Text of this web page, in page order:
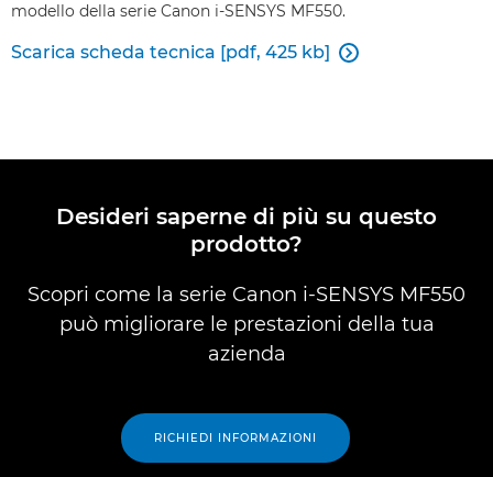
modello della serie Canon i-SENSYS MF550.
Scarica scheda tecnica [pdf, 425 kb] 
Desideri saperne di più su questo
prodotto?
Scopri come la serie Canon i-SENSYS MF550
può migliorare le prestazioni della tua
azienda
RICHIEDI INFORMAZIONI